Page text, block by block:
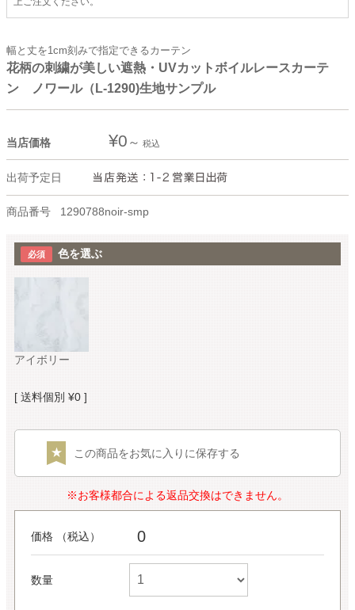
幅と丈を1cm刻みで指定できるカーテン
花柄の刺繍が美しい遮熱・UVカットボイルレースカーテ
ン ノワール（L-1290)生地サンプル
当店価格 ¥0 税込
出荷予定日
商品番号 1290788noir-smp
色を選ぶ
アイボリー
送料個別 ¥0
この商品をお気に入りに保存する
※お客様都合による返品交換はできません。
価格 （税込） 0
数量